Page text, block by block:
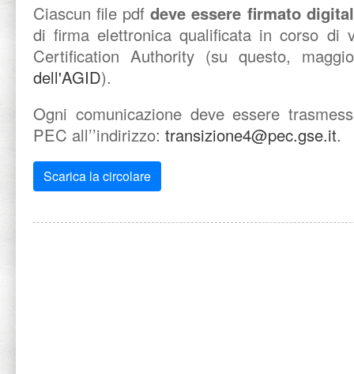
Ciascun file pdfdeve essere firmato
di firma elettronica qualificata in corso di
Certification Authority (su questo,
dell'AGID).
Ogni comunicazione deve essere
PEC all’’indirizzo: transizione4@pec.gse.it.
Scarica la circolare